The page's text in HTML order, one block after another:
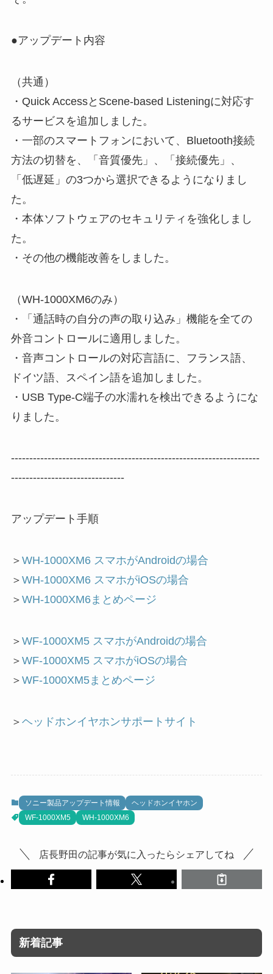
●アップデート内容
（共通）
・Quick AccessとScene-based Listeningに対応す
るサービスを追加しました。
・一部のスマートフォンにおいて、Bluetooth接続
方法の切替を、「音質優先」、「接続優先」、
「低遅延」の3つから選択できるようになりまし
た。
・本体ソフトウェアのセキュリティを強化しまし
た。
・その他の機能改善をしました。
（WH-1000XM6のみ）
・「通話時の自分の声の取り込み」機能を全ての
外音コントロールに適用しました。
・音声コントロールの対応言語に、フランス語、
ドイツ語、スペイン語を追加しました。
・USB Type-C端子の水濡れを検出できるようにな
りました。
--------------------------------------------------------------------
-------------------------------
アップデート手順
＞ WH-1000XM6 スマホがAndroidの場合
＞ WH-1000XM6 スマホがiOSの場合
＞ WH-1000XM6まとめページ
＞ WF-1000XM5 スマホがAndroidの場合
＞ WF-1000XM5 スマホがiOSの場合
＞ WF-1000XM5まとめページ
＞ ヘッドホンイヤホンサポートサイト
ソニー製品アップデート情報
ヘッドホンイヤホン
WF-1000XM5
WH-1000XM6
店長野田の記事が気に入ったらシェアしてね
新着記事